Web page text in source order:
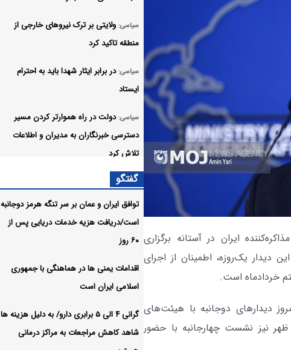
ایران در آستانه برگزاری
یک‌روزه، اطمینان از اجرای
خردادماه است.
دیدارهای دوجانبه با هیئت‌های
ظهر نیز نشست چهارجانبه با حضور
سیاسی: ولایتی بر ترک نیروهای خارجی از
منطقه تاکید کرد
سیاسی: در برابر ایثار شهدا باید به احترام
ایستاد
سیاسی: دولت در راه هموارتر کردن مسیر
دسترسی خبرنگاران به مدیران و اطلاعات
تلاش کرد
سیاسی: ایران جان‌پناه آزادگان جهان است /
جنگ اصلی امروز، جنگ روایت‌ها بر سر امید
و هویت ملی است
سیاسی:
دفاع همه‌جانبه ایران هستند
سیاسی: توافق ایران و عمان بر سر تنگه هرمز
دوجانبه است/دریافت هزیه خدمات دریایی
پس از ۶۰ روز
گفتگو
توافق ایران و عمان بر سر تنگه هرمز دوجانبه
است/دریافت هزیه خدمات دریایی پس از
۶۰ روز
اقدامات یمنی ها در هماهنگی با جمهوری
اسلامی ایران است
گرانی ۴ الی ۵ برابری دارو/ به دلیل هزینه ها
شاهد کاهش مراجعات به مراکز درمانی